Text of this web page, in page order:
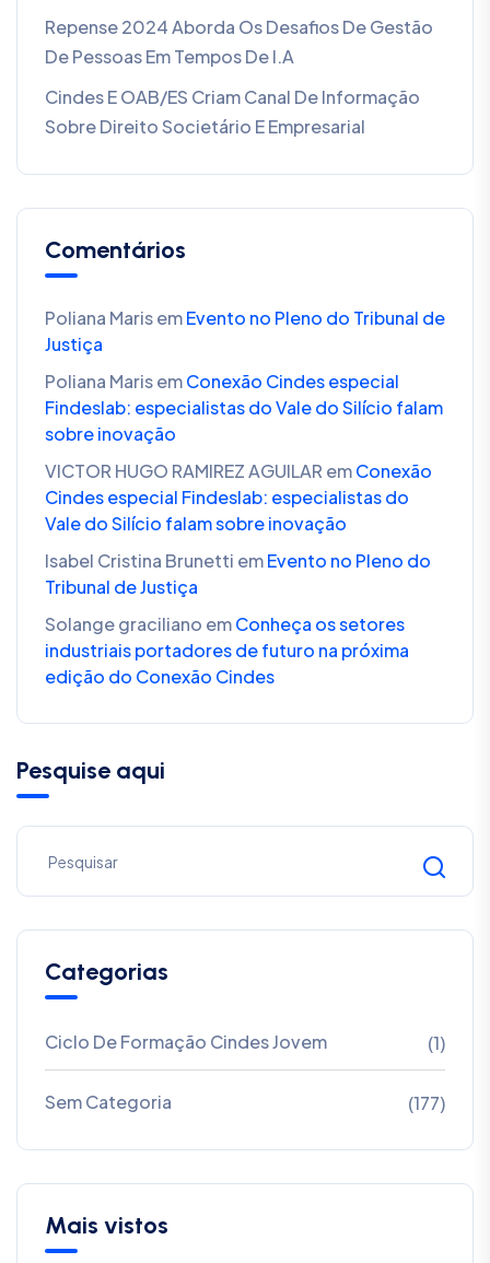
Repense 2024 Aborda Os Desafios De Gestão
De Pessoas Em Tempos De I.A
Cindes E OAB/ES Criam Canal De Informação
Sobre Direito Societário E Empresarial
Comentários
Poliana MarisemEvento no Pleno do Tribunal de
Justiça
Poliana MarisemConexão Cindes especial
Findeslab: especialistas do Vale do Silício falam
sobre inovação
VICTOR HUGO RAMIREZ AGUILAR emConexão
Cindes especial Findeslab: especialistas do
Vale do Silício falam sobre inovação
Isabel Cristina Brunetti emEvento no Pleno do
Tribunal de Justiça
Solange graciliano emConheça os setores
industriais portadores de futuro na próxima
edição do Conexão Cindes
Pesquise aqui
Categorias
Ciclo De Formação Cindes Jovem (1)
Sem Categoria (177)
Mais vistos